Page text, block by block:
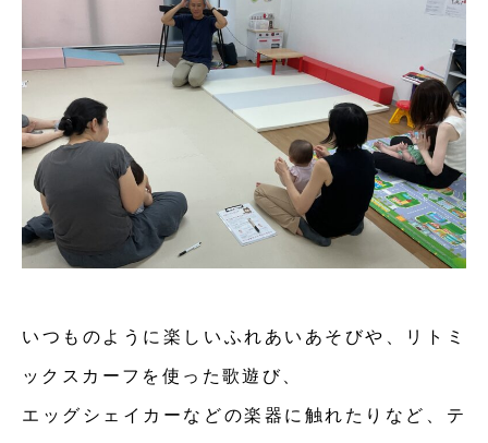
いつものように楽しいふれあいあそびや、リトミ
ックスカーフを使った歌遊び、
エッグシェイカーなどの楽器に触れたりなど、テ